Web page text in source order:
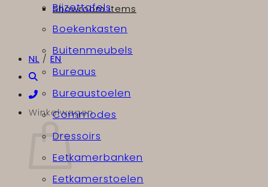
Showroom items
NL / EN
Winkelwagen
Bijzettafels
Boekenkasten
Buitenmeubels
Bureaus
Bureaustoelen
Commodes
Dressoirs
Eetkamerbanken
Eetkamerstoelen